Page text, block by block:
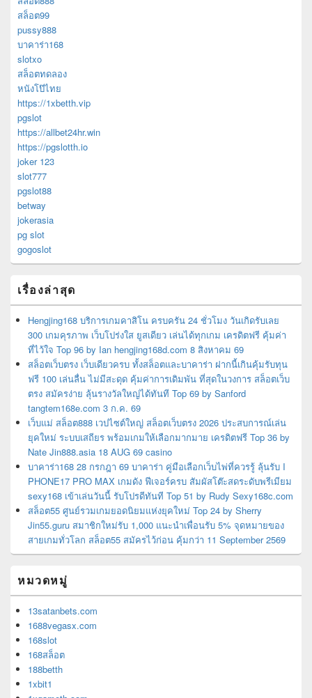
สล็อต99
pussy888
บาคาร่า168
slotxo
สล็อตทดลอง
หนังโป๊ไทย
https://1xbetth.vip
pgslot
https://allbet24hr.win
https://pgslotth.io
joker 123
slot777
pgslot88
betway
jokerasia
pg slot
gogoslot
เรื่องล่าสุด
Hengjing168 บริการเกมคาสิโน ครบครัน 24 ชั่วโมง วันเกิดรับเลย
300 เกมคุรภาพ เว็บโปร่งใส ยูสเดียว เล่นได้ทุกเกม เครดิตฟรี คุ้มค่า
ที่ไว้ใจ Top 96 by Ian hengjing168d.com 8 สิงหาคม 69
สล็อตเว็บตรง เว็บเดียวครบ ทั้งสล็อตและบาคาร่า ฝากนี้เกินคุ้มรับทุน
ฟรี 100 เล่นลื่น ไม่มีสะดุด คุ้มค่าการเดิมพัน ที่สุดในวงการ สล็อตเว็บ
ตรง สมัครง่าย ลุ้นรางวัลใหญ่ได้ทันที Top 69 by Sanford
tangtem168e.com 3 ก.ค. 69
เว็บแม่ สล็อต888 เวปไซต์ใหญ่ สล็อตเว็บตรง 2026 ประสบการณ์เล่น
ยุคใหม่ ระบบเสถียร พร้อมเกมให้เลือกมากมาย เครดิตฟรี Top 36 by
Nate Jin888.asia 18 AUG 69 casino
บาคาร่า168 28 กรกฎา 69 บาคาร่า คู่มือเลือกเว็บไพ่ที่ควรรู้ ลุ้นรับ I
PHONE17 PRO MAX เกมดัง ฟีเจอร์ครบ สัมผัสโต๊ะสดระดับพรีเมียม
sexy168 เข้าเล่นวันนี้ รับโปรดีทันที Top 51 by Rudy Sexy168c.com
สล็อต55 ศูนย์รวมเกมยอดนิยมแห่งยุคใหม่ Top 24 by Sherry
Jin55.guru สมาชิกใหม่รับ 1,000 แนะนำเพื่อนรับ 5% จุดหมายของ
สายเกมทั่วโลก สล็อต55 สมัครไว้ก่อน คุ้มกว่า 11 September 2569
หมวดหมู่
13satanbets.com
1688vegasx.com
168slot
168สล็อต
188betth
1xbit1